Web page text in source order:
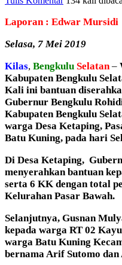
Laporan : Edwar Mursidi
Selasa, 7 Mei 2019
Kilas, Bengkulu Selatan –
Kabupaten Bengkulu
Kali ini bantuan
Gubernur Bengkulu
Kabupaten Bengkulu
warga Desa Ketaping,
Batu Kuning, pada hari
Di Desa Ketaping,
menyerahkan bantuan
serta 6 KK dengan total
Kelurahan Pasar Bawah.
Selanjutnya, Gusnan
kepada warga RT 02
warga Batu Kuning
bernama Arif Sutomo dan